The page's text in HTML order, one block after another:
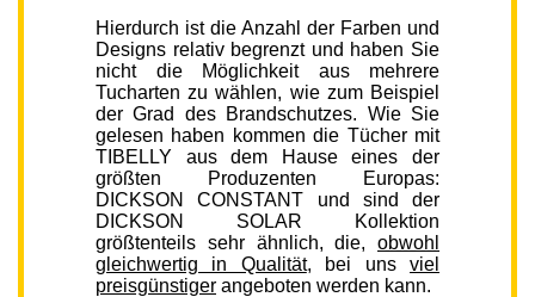
Hierdurch ist die Anzahl der Farben und
Designs relativ begrenzt und haben Sie
nicht die Möglichkeit aus mehrere
Tucharten zu wählen, wie zum Beispiel
der Grad des Brandschutzes. Wie Sie
gelesen haben kommen die Tücher mit
TIBELLY aus dem Hause eines der
größten Produzenten Europas:
DICKSON CONSTANT und sind der
DICKSON SOLAR Kollektion
größtenteils sehr ähnlich, die, obwohl
gleichwertig in Qualität, bei unsviel
preisgünstiger angeboten werden kann.